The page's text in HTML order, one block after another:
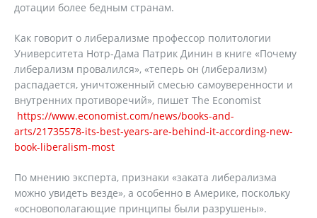
дотации более бедным странам.
Как говорит о либерализме профессор политологии
Университета Нотр-Дама Патрик Динин в книге «Почему
либерализм провалился», «теперь он (либерализм)
распадается, уничтоженный смесью самоуверенности и
внутренних противоречий», пишет The Economist
https://www.economist.com/news/books-and-
arts/21735578-its-best-years-are-behind-it-according-new-
book-liberalism-most
По мнению эксперта, признаки «заката либерализма
можно увидеть везде», а особенно в Америке, поскольку
«основополагающие принципы были разрушены».